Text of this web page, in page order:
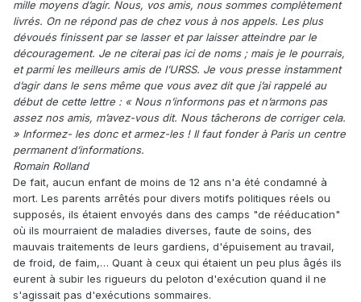
mille moyens d’agir. Nous, vos amis, nous sommes complètement
livrés. On ne répond pas de chez vous à nos appels. Les plus
dévoués finissent par se lasser et par laisser atteindre par le
découragement. Je ne citerai pas ici de noms ; mais je le pourrais,
et parmi les meilleurs amis de l’URSS. Je vous presse instamment
d’agir dans le sens même que vous avez dit que j’ai rappelé au
début de cette lettre : « Nous n’informons pas et n’armons pas
assez nos amis, m’avez-vous dit. Nous tâcherons de corriger cela.
» Informez- les donc et armez-les ! Il faut fonder à Paris un centre
permanent d’informations.
Romain Rolland
De fait, aucun enfant de moins de 12 ans n'a été condamné à
mort. Les parents arrêtés pour divers motifs politiques réels ou
supposés, ils étaient envoyés dans des camps "de rééducation"
où ils mourraient de maladies diverses, faute de soins, des
mauvais traitements de leurs gardiens, d'épuisement au travail,
de froid, de faim,… Quant à ceux qui étaient un peu plus âgés ils
eurent à subir les rigueurs du peloton d'exécution quand il ne
s'agissait pas d'exécutions sommaires.